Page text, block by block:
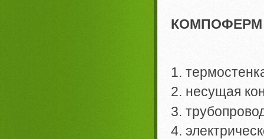
КОМПОФЕРМ
1.
2. несущая
3.
4.